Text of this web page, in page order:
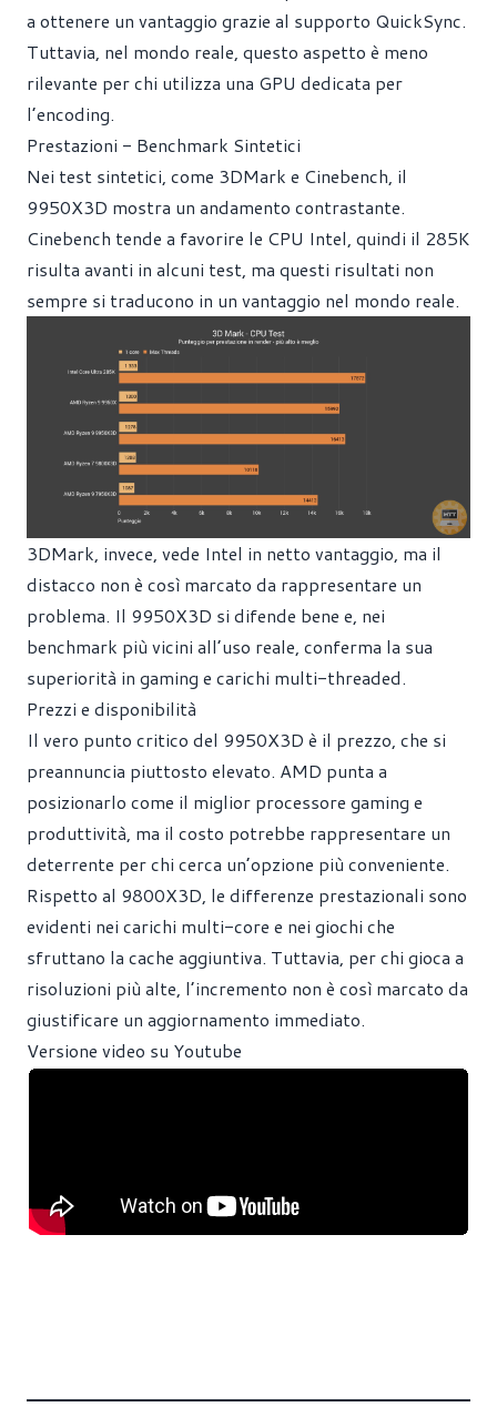
a ottenere un vantaggio grazie al supporto QuickSync.
Tuttavia, nel mondo reale, questo aspetto è meno
rilevante per chi utilizza una GPU dedicata per
l’encoding.
Prestazioni - Benchmark Sintetici
Nei test sintetici, come 3DMark e Cinebench, il
9950X3D mostra un andamento contrastante.
Cinebench tende a favorire le CPU Intel, quindi il 285K
risulta avanti in alcuni test, ma questi risultati non
sempre si traducono in un vantaggio nel mondo reale.
3DMark, invece, vede Intel in netto vantaggio, ma il
distacco non è così marcato da rappresentare un
problema. Il 9950X3D si difende bene e, nei
benchmark più vicini all’uso reale, conferma la sua
superiorità in gaming e carichi multi-threaded.
Prezzi e disponibilità
Il vero punto critico del 9950X3D è il prezzo, che si
preannuncia piuttosto elevato. AMD punta a
posizionarlo come il miglior processore gaming e
produttività, ma il costo potrebbe rappresentare un
deterrente per chi cerca un’opzione più conveniente.
Rispetto al 9800X3D, le differenze prestazionali sono
evidenti nei carichi multi-core e nei giochi che
sfruttano la cache aggiuntiva. Tuttavia, per chi gioca a
risoluzioni più alte, l’incremento non è così marcato da
giustificare un aggiornamento immediato.
Versione video su Youtube